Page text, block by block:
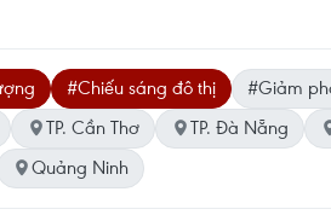
#Chiếu sáng đô thị #Giảm
TP. Cần Thơ TP. Đà Nẵng
Quảng Ninh